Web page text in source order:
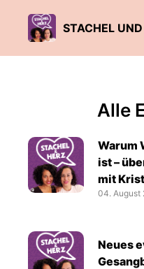
STACHEL
Alle
Warum
ist –
mit
04. August
Neues